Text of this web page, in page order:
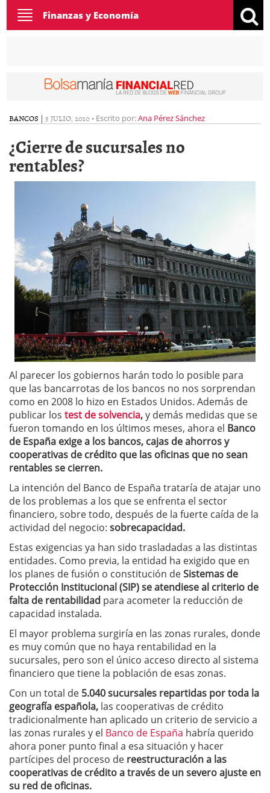
Toggle
navigation
Finanzas y Economía
BANCOS | 5 JULIO, 2010- Escrito por:Ana Pérez Sánchez
¿Cierre de sucursales no
rentables?
Al parecer los gobiernos harán todo lo posible para
que las bancarrotas de los bancos no nos sorprendan
como en 2008 lo hizo en Estados Unidos. Además de
publicar los test de solvencia,y demás medidas que se
fueron tomando en los últimos meses, ahora el Banco
de España exige a los bancos, cajas de ahorros y
cooperativas de crédito que las oficinas que no sean
rentables se cierren.
La intención del Banco de España trataría de atajar uno
de los problemas a los que se enfrenta el sector
financiero, sobre todo, después de la fuerte caída de la
actividad del negocio: sobrecapacidad.
Estas exigencias ya han sido trasladadas a las distintas
entidades. Como previa, la entidad ha exigido que en
los planes de fusión o constitución deSistemas de
Protección Institucional (SIP) se atendiese al criterio de
falta de rentabilidad para acometer la reducción de
capacidad instalada.
El mayor problema surgiría en las zonas rurales, donde
es muy común que no haya rentabilidad en la
sucursales, pero son el único acceso directo al sistema
financiero que tiene la población de esas zonas.
Con un total de 5.040 sucursales repartidas por toda la
geografía española, las cooperativas de crédito
tradicionalmente han aplicado un criterio de servicio a
las zonas rurales y el Banco de España habría querido
ahora poner punto final a esa situación y hacer
partícipes del proceso de reestructuración a las
cooperativas de crédito a través de un severo ajuste en
su red de oficinas.